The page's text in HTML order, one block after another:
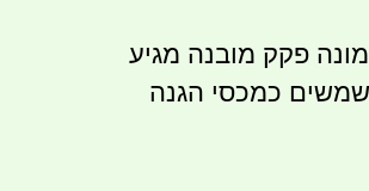
פקק מובנה מגיע
כמכסי הגנה